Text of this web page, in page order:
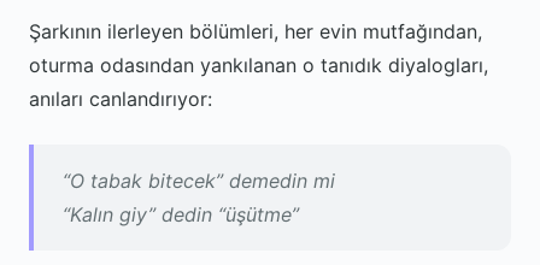
Şarkının ilerleyen bölümleri, her evin mutfağından,
oturma odasından yankılanan o tanıdık diyalogları,
anıları canlandırıyor:
“O tabak bitecek” demedin mi
“Kalın giy” dedin “üşütme”